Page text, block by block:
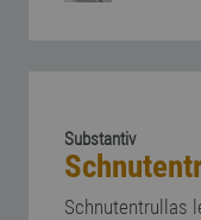
Substantiv
Schnutentrullas